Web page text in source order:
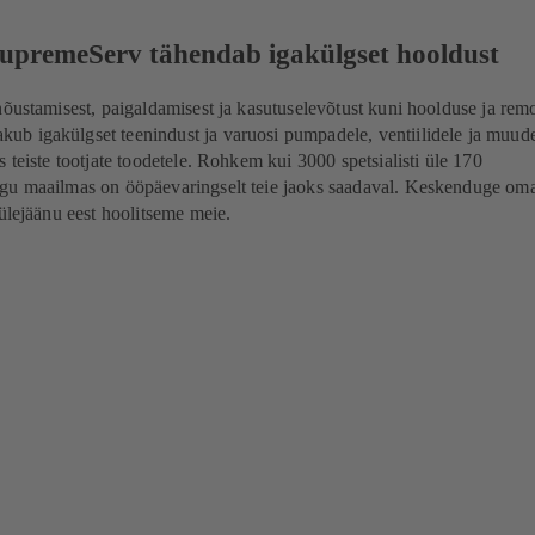
tähendab igakülgset hooldust
paigaldamisest ja kasutuselevõtust kuni hoolduse ja
igakülgset teenindust ja varuosi pumpadele, ventiilidele ja
teiste tootjate toodetele. Rohkem kui 3000 spetsialisti üle 170
maailmas on ööpäevaringselt teie jaoks saadaval. Keskenduge
eest hoolitseme meie.